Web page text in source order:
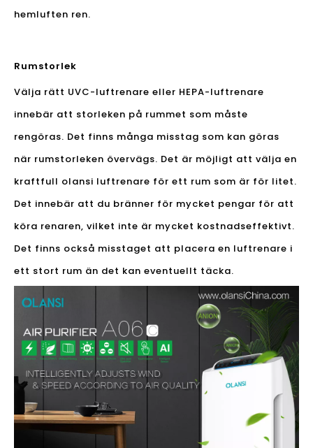
hemluften ren.
Rumstorlek
Välja rätt UVC-luftrenare eller HEPA-luftrenare
innebär att storleken på rummet som måste
rengöras. Det finns många misstag som kan göras
när rumstorleken övervägs. Det är möjligt att välja en
kraftfull olansi luftrenare för ett rum som är för litet.
Det innebär att du bränner för mycket pengar för att
köra renaren, vilket inte är mycket kostnadseffektivt.
Det finns också misstaget att placera en luftrenare i
ett stort rum än det kan eventuellt täcka.